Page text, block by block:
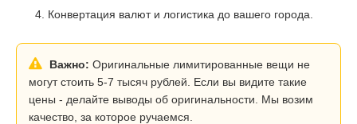
Конвертация валют и логистика до вашего города.
Важно: Оригинальные лимитированные вещи не
могут стоить 5-7 тысяч рублей. Если вы видите такие
цены - делайте выводы об оригинальности. Мы возим
качество, за которое ручаемся.